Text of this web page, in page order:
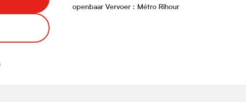
openbaar Vervoer : Métro Rihour